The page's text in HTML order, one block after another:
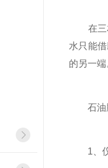
在三相
水只能
的另一
石油脱
1、仪